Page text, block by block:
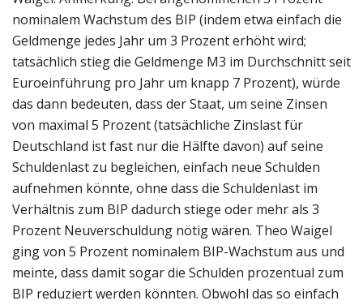
nominalem Wachstum des BIP (indem etwa einfach die
Geldmenge jedes Jahr um 3 Prozent erhöht wird;
tatsächlich stieg die Geldmenge M3 im Durchschnitt seit
Euroeinführung pro Jahr um knapp 7 Prozent), würde
das dann bedeuten, dass der Staat, um seine Zinsen
von maximal 5 Prozent (tatsächliche Zinslast für
Deutschland ist fast nur die Hälfte davon) auf seine
Schuldenlast zu begleichen, einfach neue Schulden
aufnehmen könnte, ohne dass die Schuldenlast im
Verhältnis zum BIP dadurch stiege oder mehr als 3
Prozent Neuverschuldung nötig wären. Theo Waigel
ging von 5 Prozent nominalem BIP-Wachstum aus und
meinte, dass damit sogar die Schulden prozentual zum
BIP reduziert werden könnten. Obwohl das so einfach